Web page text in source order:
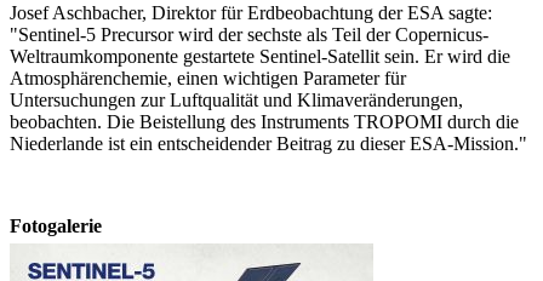
Josef Aschbacher, Direktor für Erdbeobachtung der ESA sagte:
"Sentinel-5 Precursor wird der sechste als Teil der Copernicus-
Weltraumkomponente gestartete Sentinel-Satellit sein. Er wird die
Atmosphärenchemie, einen wichtigen Parameter für
Untersuchungen zur Luftqualität und Klimaveränderungen,
beobachten. Die Beistellung des Instruments TROPOMI durch die
Niederlande ist ein entscheidender Beitrag zu dieser ESA-Mission."
Fotogalerie